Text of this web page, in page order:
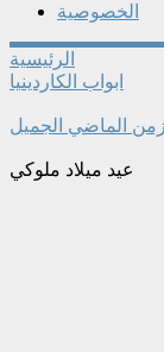
الخصوصية
الرئيسية
ابواب الكاردينيا
زمن الماضي الجميل
عيد ميلاد ملوكي